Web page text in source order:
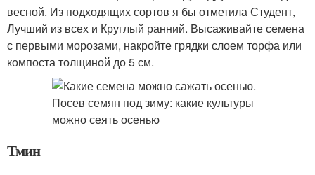
весной. Из подходящих сортов я бы отметила Студент,
Лучший из всех и Круглый ранний. Высаживайте семена
с первыми морозами, накройте грядки слоем торфа или
компоста толщиной до 5 см.
Тмин